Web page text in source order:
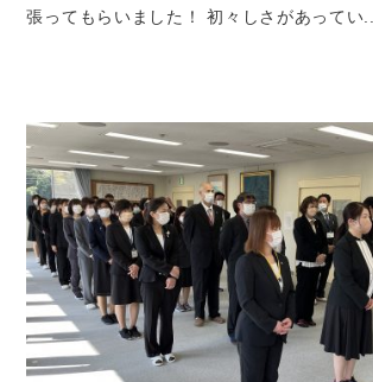
張ってもらいました！ 初々しさがあってい...